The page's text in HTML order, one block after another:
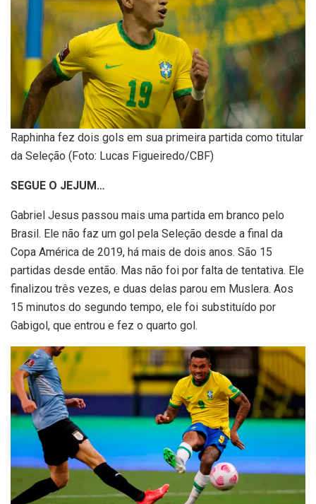
Raphinha fez dois gols em sua primeira partida como titular
da Seleção (Foto: Lucas Figueiredo/CBF)
SEGUE O JEJUM…
Gabriel Jesus passou mais uma partida em branco pelo
Brasil. Ele não faz um gol pela Seleção desde a final da
Copa América de 2019, há mais de dois anos. São 15
partidas desde então. Mas não foi por falta de tentativa. Ele
finalizou três vezes, e duas delas parou em Muslera. Aos
15 minutos do segundo tempo, ele foi substituído por
Gabigol, que entrou e fez o quarto gol.